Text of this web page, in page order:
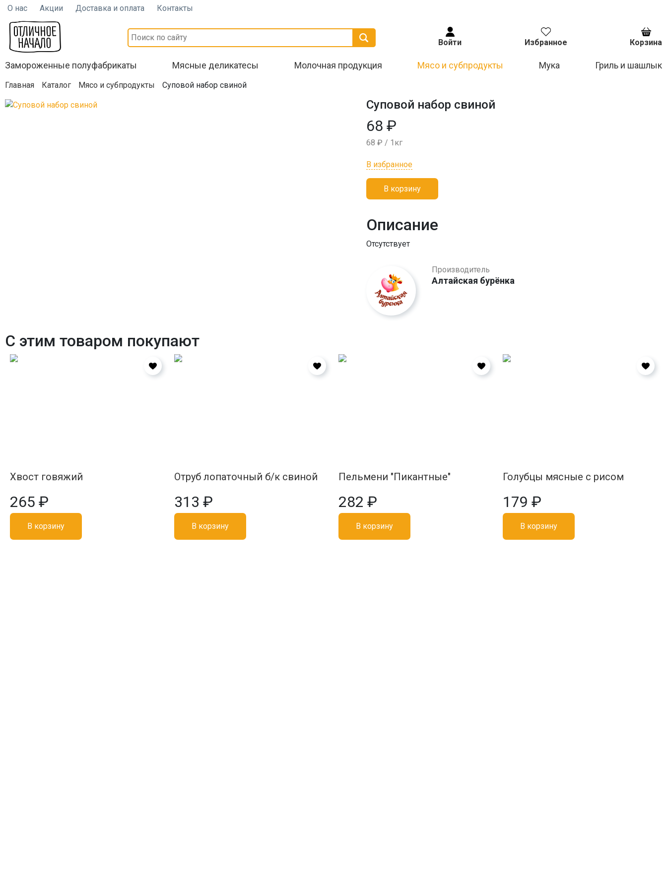
О нас Акции Доставка и оплата Контакты
Войти Избранное Корзина
Замороженные полуфабрикаты Мясные деликатесы Молочная продукция Мясо и субпродукты Мука Гриль и шашлык
Главная Каталог Мясо и субпродукты Суповой набор свиной
Суповой набор свиной
68 ₽
68 ₽ / 1кг
В избранное
В корзину
Описание
Отсутствует
Производитель
Алтайская бурёнка
С этим товаром покупают
Хвост говяжий
265 ₽
В корзину
Отруб лопаточный б/к свиной
313 ₽
В корзину
Пельмени "Пикантные"
282 ₽
В корзину
Голубцы мясные с рисом
179 ₽
В корзину